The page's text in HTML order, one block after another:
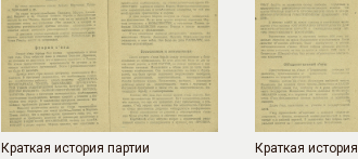
Краткая история партии
Краткая